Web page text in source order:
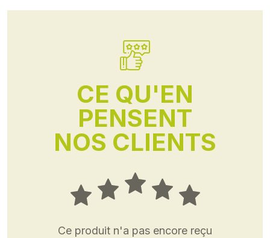
CE QU'EN
PENSENT
NOS CLIENTS
Ce produit n'a pas encore reçu